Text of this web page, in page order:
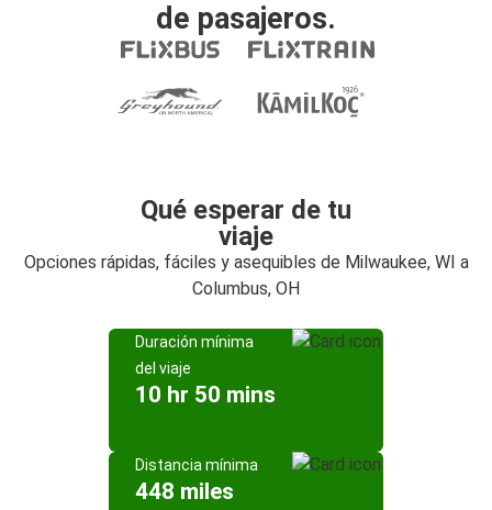
de pasajeros.
Qué esperar de tu
viaje
Opciones rápidas, fáciles y asequibles de Milwaukee, WI a
Columbus, OH
Duración mínima
del viaje
10 hr 50 mins
Distancia mínima
448 miles